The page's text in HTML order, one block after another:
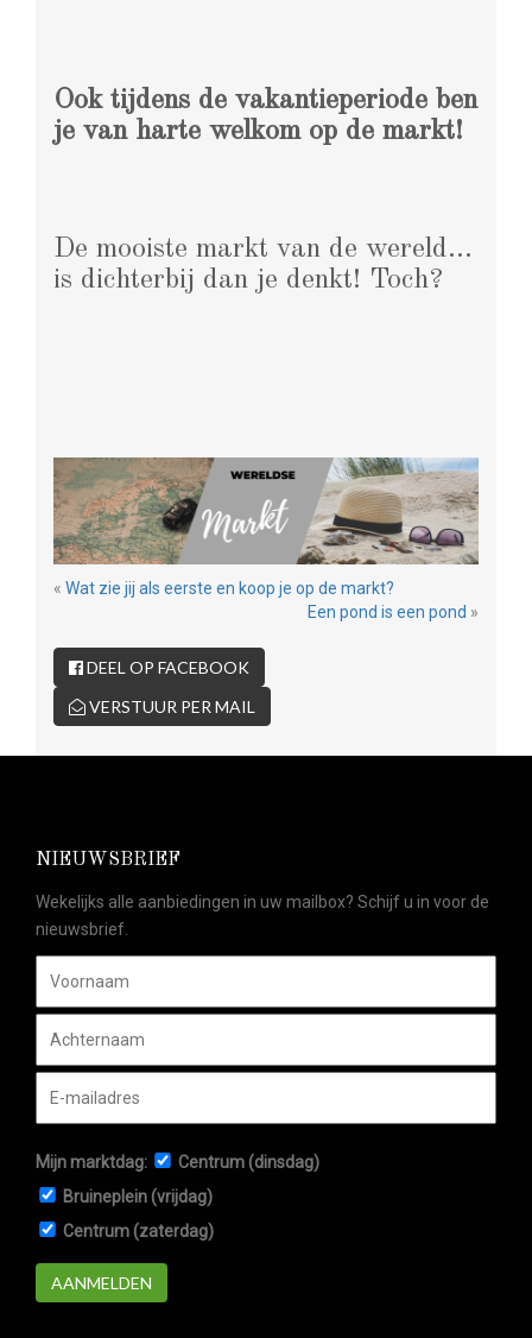
Ook tijdens de vakantieperiode ben
je van harte welkom op de markt!
De mooiste markt van de wereld…
is dichterbij dan je denkt! Toch?
« Wat zie jij als eerste en koop je op de markt?
Een pond is een pond »
DEEL OP FACEBOOK
VERSTUUR PER MAIL
NIEUWSBRIEF
Wekelijks alle aanbiedingen in uw mailbox? Schijf u in voor de
nieuwsbrief.
Mijn marktdag:
Centrum (dinsdag)
Bruineplein (vrijdag)
Centrum (zaterdag)
AANMELDEN